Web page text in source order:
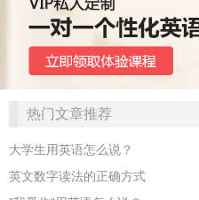
热门文章推荐
大学生用英语怎么说？
英文数字读法的正确方式